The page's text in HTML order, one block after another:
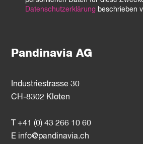
Pandinavia AG
Industriestrasse 30
CH-8302 Kloten
T +41 (0) 43 266 10 60
E info@pandinavia.ch
Datenschutzerklärung beschrieben